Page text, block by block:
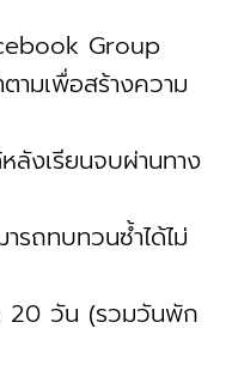
Group
มเพื่อสร้างความ
ลังเรียนจบผ่านทาง
รถทบทวนซ้ำได้ไม่
ด 20 วัน (รวมวันพัก